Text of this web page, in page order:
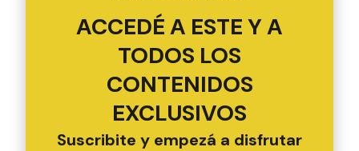
ACCEDÉ A ESTE Y A
TODOS LOS
CONTENIDOS
EXCLUSIVOS
Suscribite y empezá a disfrutar